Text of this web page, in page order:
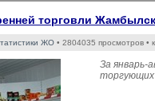
торговли
ЖО • 2804035 просмотров •
За январь-
торгующих